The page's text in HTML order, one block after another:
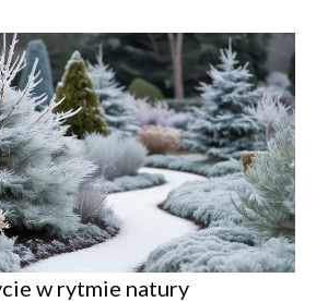
w rytmie natury